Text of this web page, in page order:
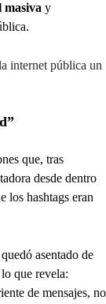
masiva y
internet pública un
que, tras
desde dentro
los hashtags eran
asentado de
que revela:
de mensajes, no